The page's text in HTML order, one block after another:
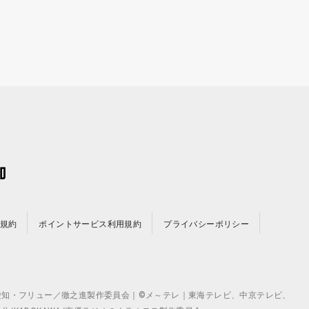
約 ポイントサービス利用規約 プライバシーポリシー
フリュー／徹之進製作委員会｜©メ～テレ｜東海テレビ、中京テレビ、